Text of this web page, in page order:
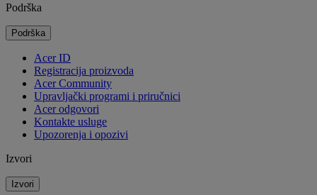
Podrška
Podrška
Acer ID
Registracija proizvoda
Acer Community
Upravljački programi i priručnici
Acer odgovori
Kontakte usluge
Upozorenja i opozivi
Izvori
Izvori